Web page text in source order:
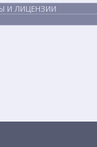
И ЛИЦЕНЗИИ